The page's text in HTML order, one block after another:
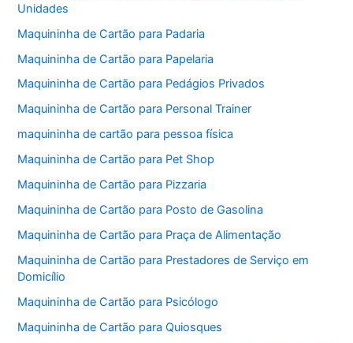
Unidades
Maquininha de Cartão para Padaria
Maquininha de Cartão para Papelaria
Maquininha de Cartão para Pedágios Privados
Maquininha de Cartão para Personal Trainer
maquininha de cartão para pessoa física
Maquininha de Cartão para Pet Shop
Maquininha de Cartão para Pizzaria
Maquininha de Cartão para Posto de Gasolina
Maquininha de Cartão para Praça de Alimentação
Maquininha de Cartão para Prestadores de Serviço em
Domicílio
Maquininha de Cartão para Psicólogo
Maquininha de Cartão para Quiosques